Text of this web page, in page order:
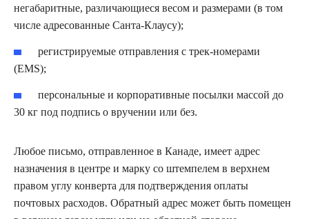
негабаритные, различающиеся весом и размерами (в том
числе адресованные Санта-Клаусу);
регистрируемые отправления с трек-номерами
(EMS);
персональные и корпоративные посылки массой до
30 кг под подпись о вручении или без.
Любое письмо, отправленное в Канаде, имеет адрес
назначения в центре и марку со штемпелем в верхнем
правом углу конверта для подтверждения оплаты
почтовых расходов. Обратный адрес может быть помещен